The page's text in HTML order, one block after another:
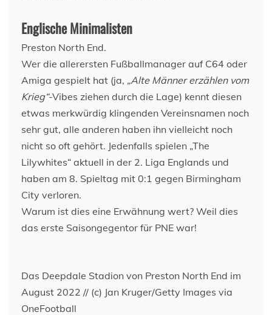
Englische Minimalisten
Preston North End.
Wer die allerersten Fußballmanager auf C64 oder
Amiga gespielt hat (ja, „Alte Männer erzählen vom
Krieg“-Vibes ziehen durch die Lage) kennt diesen
etwas merkwürdig klingenden Vereinsnamen noch
sehr gut, alle anderen haben ihn vielleicht noch
nicht so oft gehört. Jedenfalls spielen „The
Lilywhites“ aktuell in der 2. Liga Englands und
haben am 8. Spieltag mit 0:1 gegen Birmingham
City verloren.
Warum ist dies eine Erwähnung wert? Weil dies
das erste Saisongegentor für PNE war!
Das Deepdale Stadion von Preston North End im
August 2022 // (c) Jan Kruger/Getty Images via
OneFootball